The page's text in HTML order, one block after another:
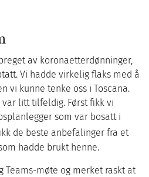
av koronaetterdønninger,
Vi hadde virkelig flaks med å
vi kunne tenke oss i Toscana.
litt tilfeldig. Først fikk vi
som var bosatt i
de beste anbefalinger fra et
hadde brukt henne.
Teams-møte og merket raskt at